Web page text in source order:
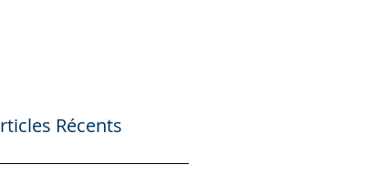
Récents